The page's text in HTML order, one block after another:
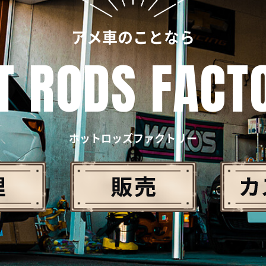
アメ車のことなら
RODS
ホットロッズファクトリー